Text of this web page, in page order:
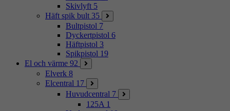
Skivlyft 5
Häft spik bult 35
Bultpistol 7
Dyckertpistol 6
Häftpistol 3
Spikpistol 19
El och värme 92
Elverk 8
Elcentral 17
Huvudcentral 7
125A 1